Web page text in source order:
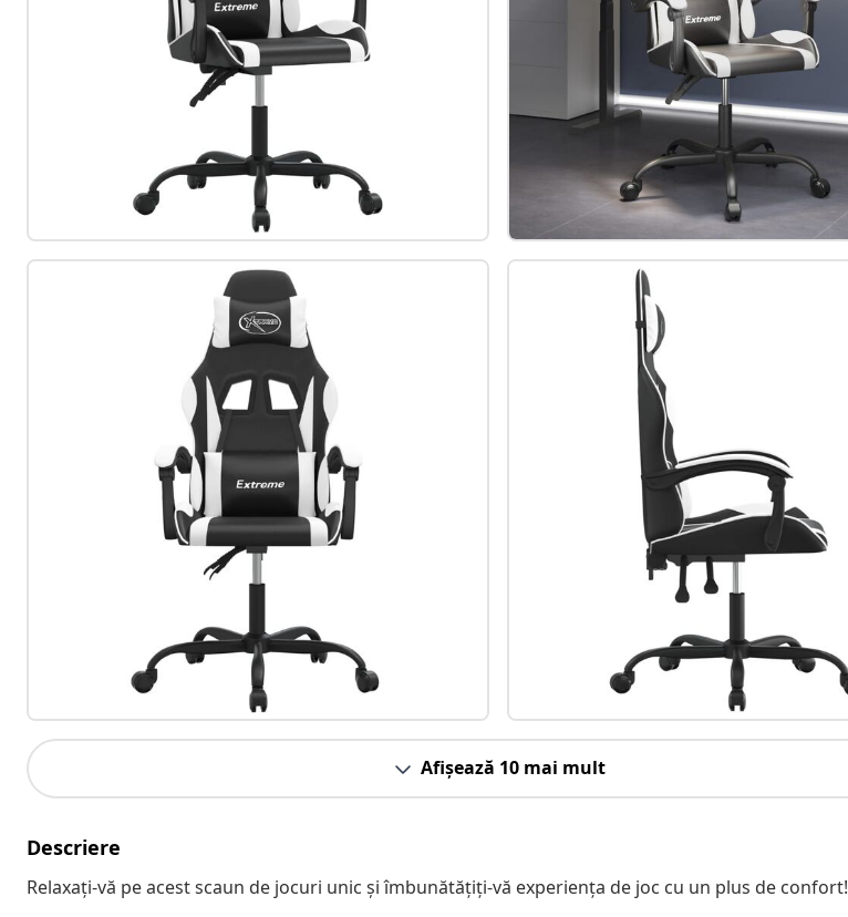
Afișează 10 mai mult
Descriere
Relaxați-vă pe acest scaun de jocuri unic și îmbunătățiți-vă experiența de joc cu un plus de confort!